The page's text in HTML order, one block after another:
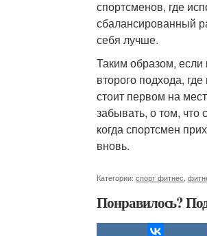
спортсменов, где
сбалансированный
себя лучше.
Таким образом,
второго подхода,
стоит первом на
забывать, о том, что
когда спортсмен
вновь.
Категории: спорт фитнес
Понравилось?